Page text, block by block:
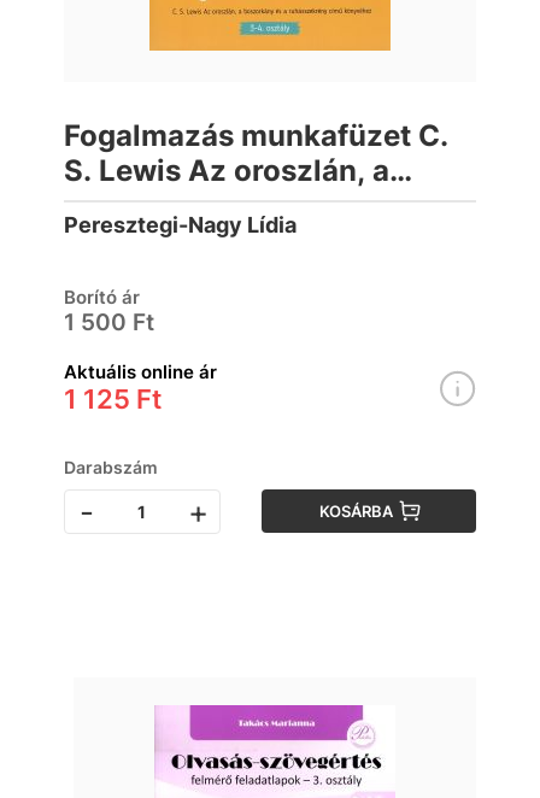
Fogalmazás munkafüzet C.
S. Lewis Az oroszlán, a
boszorkány és a
ruhásszekrény című
Peresztegi-Nagy Lídia
Borító ár
1 500 Ft
Aktuális online ár
1 125 Ft
Darabszám
- + KOSÁRBA